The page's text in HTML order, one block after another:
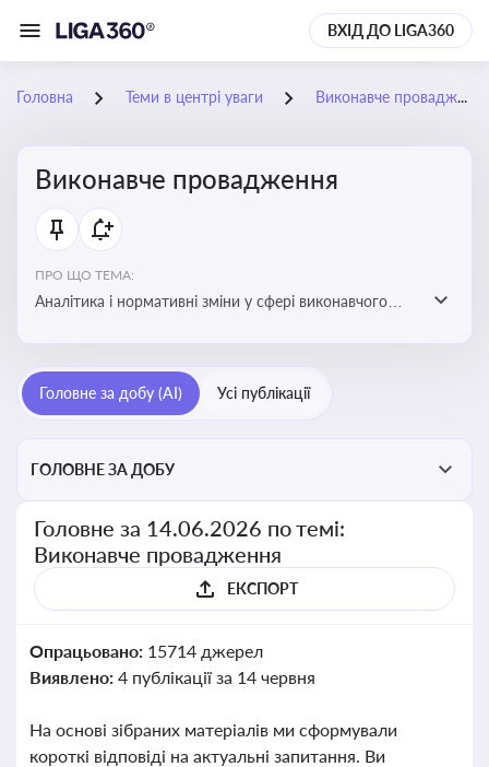
ВХІД ДО LIGA360
Головна Теми в центрі уваги Виконавче провадження
Виконавче провадження
ПРО ЩО ТЕМА:
Аналітика і нормативні зміни у сфері виконавчого
завершенню проваджень, діяльності державних і
приватних виконавців
Головне за добу (AI) Усі публікації
ГОЛОВНЕ ЗА ДОБУ
Головне за 14.06.2026 по темі:
Виконавче провадження
ЕКСПОРТ
Опрацьовано: 15714 джерел
Виявлено: 4 публікації за 14 червня
На основі зібраних матеріалів ми сформували
короткі відповіді на актуальні запитання. Ви